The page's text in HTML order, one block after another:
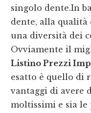
singolo dente.In
dente, alla qualità
una diversità dei
Ovviamente il
Listino Prezzi
esatto è quello di
vantaggi di avere
moltissimi e sia le